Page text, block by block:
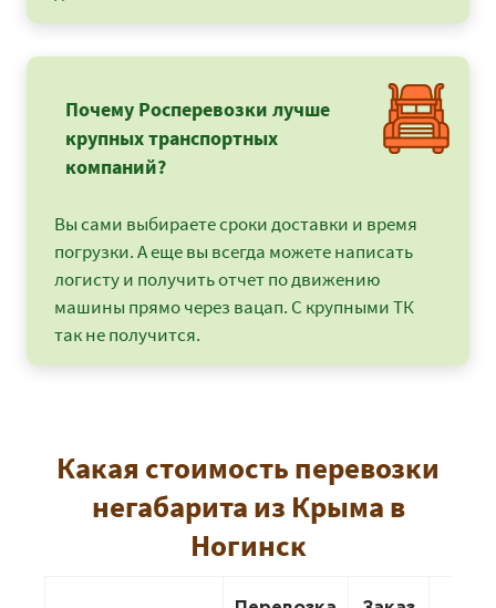
Почему Росперевозки лучше
крупных транспортных
компаний?
Вы сами выбираете сроки доставки и время
погрузки. А еще вы всегда можете написать
логисту и получить отчет по движению
машины прямо через вацап. С крупными ТК
так не получится.
Какая стоимость перевозки
негабарита из Крыма в
Ногинск